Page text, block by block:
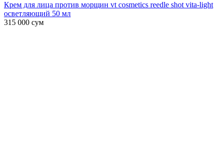
Крем для лица против морщин vt cosmetics reedle shot vita-light
осветляющий 50 мл
315 000 сум